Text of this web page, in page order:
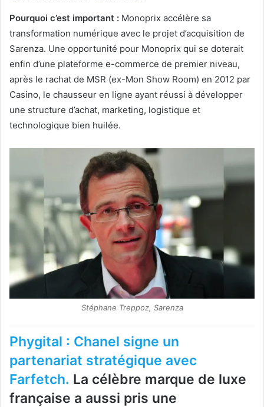
Pourquoi c’est important : Monoprix accélère sa
transformation numérique avec le projet d’acquisition de
Sarenza. Une opportunité pour Monoprix qui se doterait
enfin d’une plateforme e-commerce de premier niveau,
après le rachat de MSR (ex-Mon Show Room) en 2012 par
Casino, le chausseur en ligne ayant réussi à développer
une structure d’achat, marketing, logistique et
technologique bien huilée.
Stéphane Treppoz, Sarenza
Phygital : Chanel signe un
partenariat stratégique avec
Farfetch. La célèbre marque de luxe
française a aussi pris une